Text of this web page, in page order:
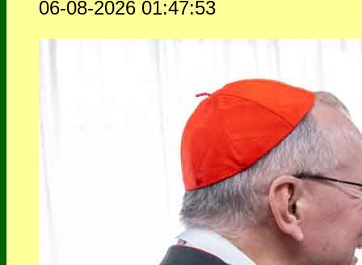
06-08-2026 01:47:53